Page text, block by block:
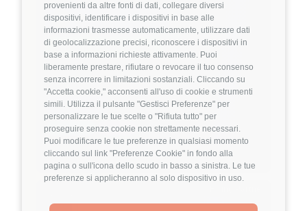
provenienti da altre fonti di dati, collegare diversi
dispositivi, identificare i dispositivi in base alle
informazioni trasmesse automaticamente, utilizzare dati
di geolocalizzazione precisi, riconoscere i dispositivi in
base a informazioni richieste attivamente. Puoi
liberamente prestare, rifiutare o revocare il tuo consenso
senza incorrere in limitazioni sostanziali. Cliccando su
"Accetta cookie," acconsenti all'uso di cookie e strumenti
simili. Utilizza il pulsante "Gestisci Preferenze" per
personalizzare le tue scelte o "Rifiuta tutto" per
proseguire senza cookie non strettamente necessari.
Puoi modificare le tue preferenze in qualsiasi momento
cliccando sul link "Preferenze Cookie" in fondo alla
pagina o sull'icona dello scudo in basso a sinistra. Le tue
preferenze si applicheranno al solo dispositivo in uso.
4 FuffAnnuncio Score
💰 Fino a 85.000€ all'anno
📍 Milano🏢 On-Site (fase iniziale) poi Ibrido
💼 Middle/Senior
⚙️ Backend
TypeScript Node.js
Dettagli ➡️